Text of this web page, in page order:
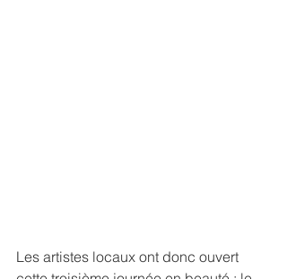
Les artistes locaux ont donc ouvert